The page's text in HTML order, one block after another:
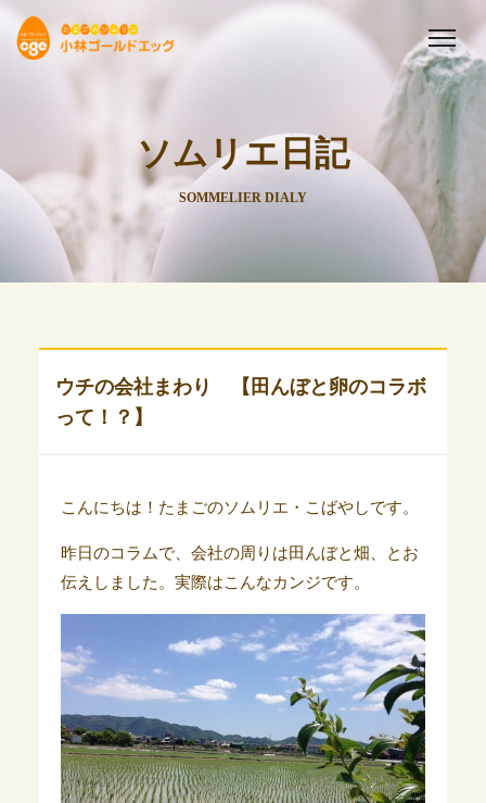
ソムリエ日記
SOMMELIER DIALY
ウチの会社まわり 【田んぼと卵のコラボ
って！？】
こんにちは！たまごのソムリエ・こばやしです。
昨日のコラムで、会社の周りは田んぼと畑、とお
伝えしました。実際はこんなカンジです。